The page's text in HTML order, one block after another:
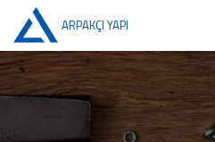
ARPAKÇI YAPI